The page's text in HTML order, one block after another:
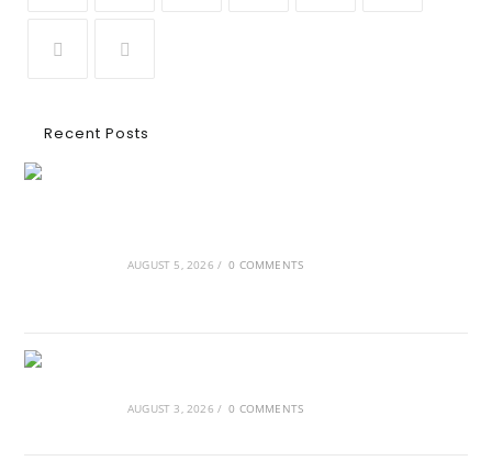
Recent Posts
AUGUST 5, 2026 / 0 COMMENTS
AUGUST 3, 2026 / 0 COMMENTS